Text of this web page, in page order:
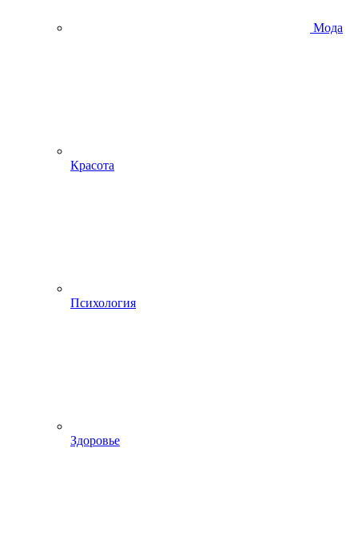
Мода
Красота
Психология
Здоровье